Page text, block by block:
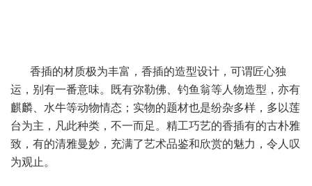
香插的材质极为丰富，香插的造型设计，可谓匠心独
运，别有一番意味。既有弥勒佛、钓鱼翁等人物造型，亦有
麒麟、水牛等动物情态；实物的题材也是纷杂多样，多以莲
台为主，凡此种类，不一而足。精工巧艺的香插有的古朴雅
致，有的清雅曼妙，充满了艺术品鉴和欣赏的魅力，令人叹
为观止。